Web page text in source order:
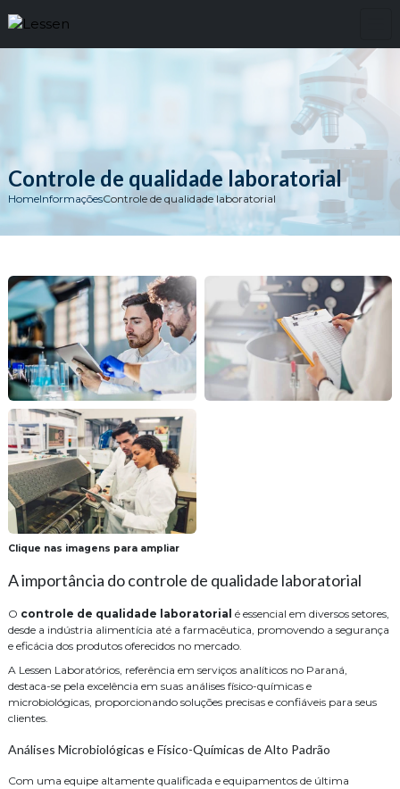
Controle de qualidade laboratorial
HomeInformaçõesControle de qualidade laboratorial
Clique nas imagens para ampliar
A importância do controle de qualidade laboratorial
O controle de qualidade laboratorial é essencial em diversos setores,
desde a indústria alimentícia até a farmacêutica, promovendo a segurança
e eficácia dos produtos oferecidos no mercado.
A Lessen Laboratórios, referência em serviços analíticos no Paraná,
destaca-se pela excelência em suas análises físico-químicas e
microbiológicas, proporcionando soluções precisas e confiáveis para seus
clientes.
Análises Microbiológicas e Físico-Químicas de Alto Padrão
Com uma equipe altamente qualificada e equipamentos de última